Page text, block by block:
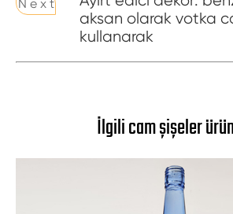
N e x t
aksan olarak votka
kullanarak
İlgili cam şişeler